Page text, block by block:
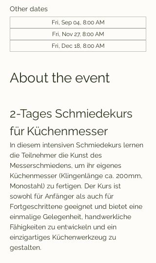
Other dates
Fri, Sep 04, 8:00 AM
Fri, Nov 27, 8:00 AM
Fri, Dec 18, 8:00 AM
About the event
2-Tages Schmiedekurs
für Küchenmesser
In diesem intensiven Schmiedekurs lernen
die Teilnehmer die Kunst des
Messerschmiedens, um ihr eigenes
Küchenmesser (Klingenlänge ca. 200mm,
Monostahl) zu fertigen. Der Kurs ist
sowohl für Anfänger als auch für
Fortgeschrittene geeignet und bietet eine
einmalige Gelegenheit, handwerkliche
Fähigkeiten zu entwickeln und ein
einzigartiges Küchenwerkzeug zu
gestalten.